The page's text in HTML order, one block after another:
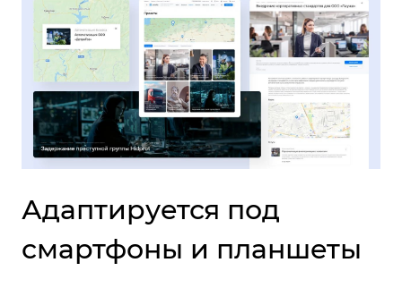
Адаптируется под
смартфоны и планшеты